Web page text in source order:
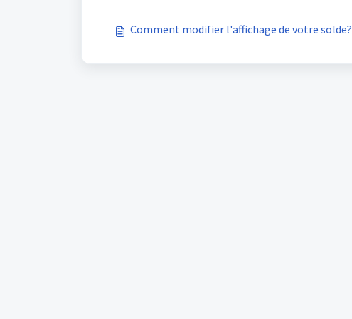
Comment modifier l'affichage de votre solde?